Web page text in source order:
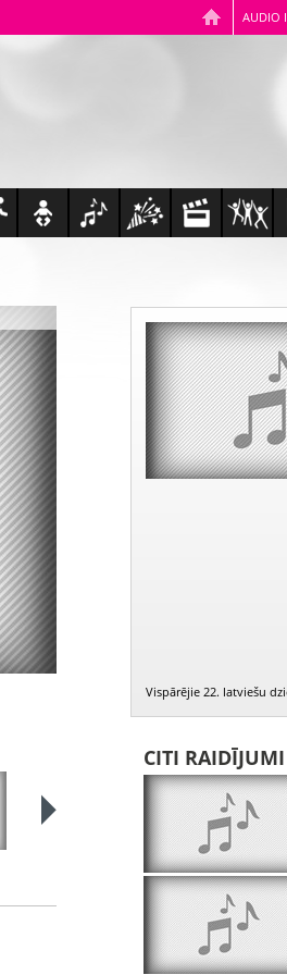
AUDIO
Pieteikums
Vispārējie 22. latviešu
CITI